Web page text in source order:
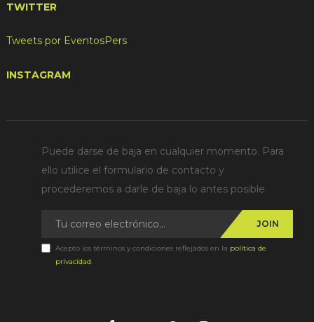
TWITTER
Tweets por EventosPers
INSTAGRAM
Puede darse de baja en cualquier momento. Para
ello utilice el formulario de contacto y
procederemos a darle de baja lo antes posible.
JOIN
Acepto los términos y condiciones reflejados en la política de
privacidad.